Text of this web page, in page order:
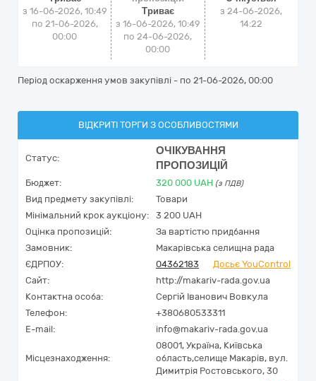
з 16-06-2026, 10:49
по 21-06-2026,
00:00
Триває
з 16-06-2026, 10:49
по 24-06-2026,
00:00
з24-06-2026,
14:22
Період оскарження умов закупівлі - по 21-06-2026, 00:00
ВІДКРИТІ ТОРГИ З ОСОБЛИВОСТЯМИ
Статус:
ОЧІКУВАННЯ
ПРОПОЗИЦІЙ
Бюджет: 320 000 UAH (з ПДВ)
Вид предмету закупівлі:
Товари
Мінімальний крок аукціону:
3 200 UAH
Оцінка пропозицій:
За вартістю придбання
Замовник:
Макарівська селищна рада
ЄДРПОУ:
04362183
Досьє YouControl
Сайт:
http://makariv-rada.gov.ua
Контактна особа:
Сергій Іванович Вовкула
Телефон:
+380680533311
E-mail:
info@makariv-rada.gov.ua
Місцезнаходження:
08001, Україна, Київська
область,селище Макарів, вул.
Димитрія Ростовського, 30